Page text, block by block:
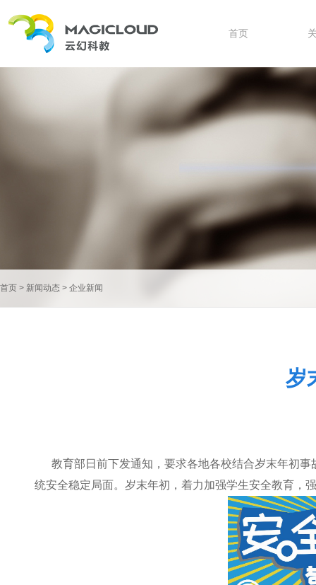
首页
首页 > 新闻动态 > 企业新闻
岁
教育部日前下发通知，要求各地各校结合岁末年初
统安全稳定局面。岁末年初，着力加强学生安全教育，